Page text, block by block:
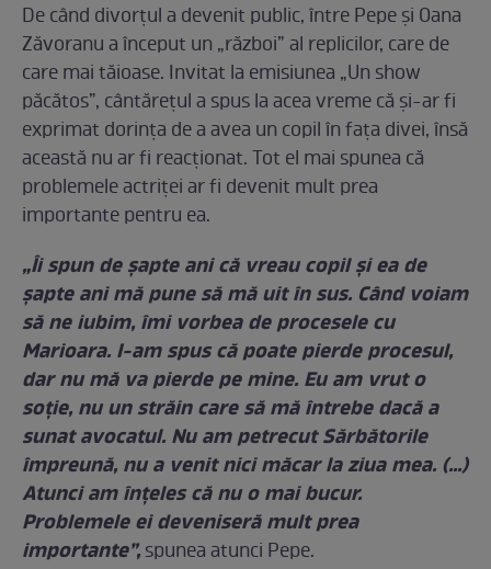
De când divorțul a devenit public, între Pepe și Oana
Zăvoranu a început un „război” al replicilor, care de
care mai tăioase. Invitat la emisiunea „Un show
păcătos”, cântărețul a spus la acea vreme că și-ar fi
exprimat dorința de a avea un copil în fața divei, însă
această nu ar fi reacționat. Tot el mai spunea că
problemele actriței ar fi devenit mult prea
importante pentru ea.
„Îi spun de şapte ani că vreau copil şi ea de
şapte ani mă pune să mă uit în sus. Când voiam
să ne iubim, îmi vorbea de procesele cu
Marioara. I-am spus că poate pierde procesul,
dar nu mă va pierde pe mine. Eu am vrut o
soţie, nu un străin care să mă întrebe dacă a
sunat avocatul. Nu am petrecut Sărbătorile
împreună, nu a venit nici măcar la ziua mea. (...)
Atunci am înţeles că nu o mai bucur.
Problemele ei deveniseră mult prea
importante”,spunea atunci Pepe.